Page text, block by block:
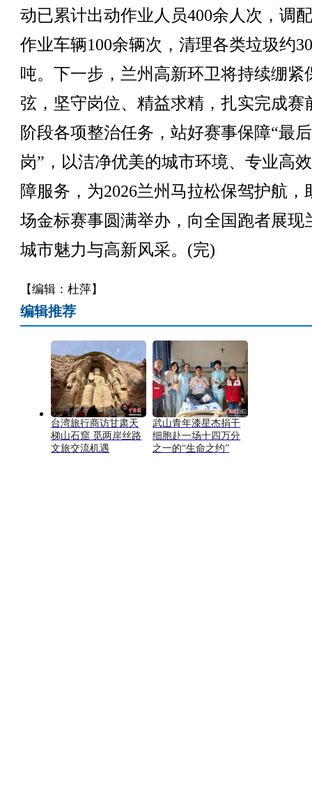
动已累计出动作业人员400余人次，调
作业车辆100余辆次，清理各类垃圾约
吨。下一步，兰州高新环卫将持续绷紧
弦，坚守岗位、精益求精，扎实完成赛
阶段各项整治任务，站好赛事保障“最
岗”，以洁净优美的城市环境、专业高
障服务，为2026兰州马拉松保驾护航，
场金标赛事圆满举办，向全国跑者展现
城市魅力与高新风采。(完)
【编辑：杜萍】
编辑推荐
台湾旅行商访甘肃天
梯山石窟 觅两岸丝路
文旅交流机遇
武山青年漆星杰捐干
细胞赴一场十四万分
之一的“生命之约”